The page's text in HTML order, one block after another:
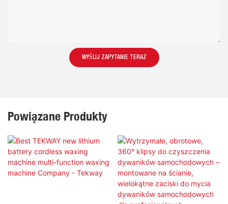
WYŚLIJ ZAPYTANIE TERAZ
Powiązane Produkty